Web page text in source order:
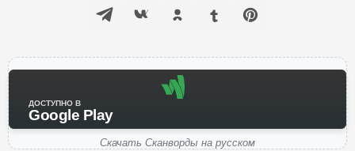
ДОСТУПНО В
Google Play
Скачать Сканворды на русском